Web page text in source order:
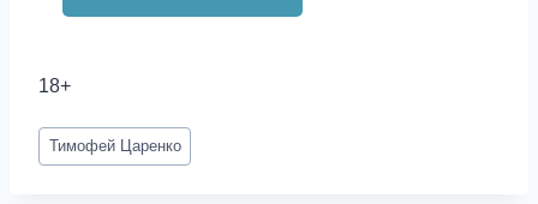
18+
Метки
записи:
Тимофей Царенко